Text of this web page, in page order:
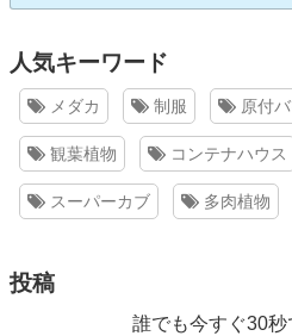
人気キーワード
メダカ 制服 原付
観葉植物 コンテナハウス
スーパーカブ 多肉植物
投稿
誰でも今すぐ30秒